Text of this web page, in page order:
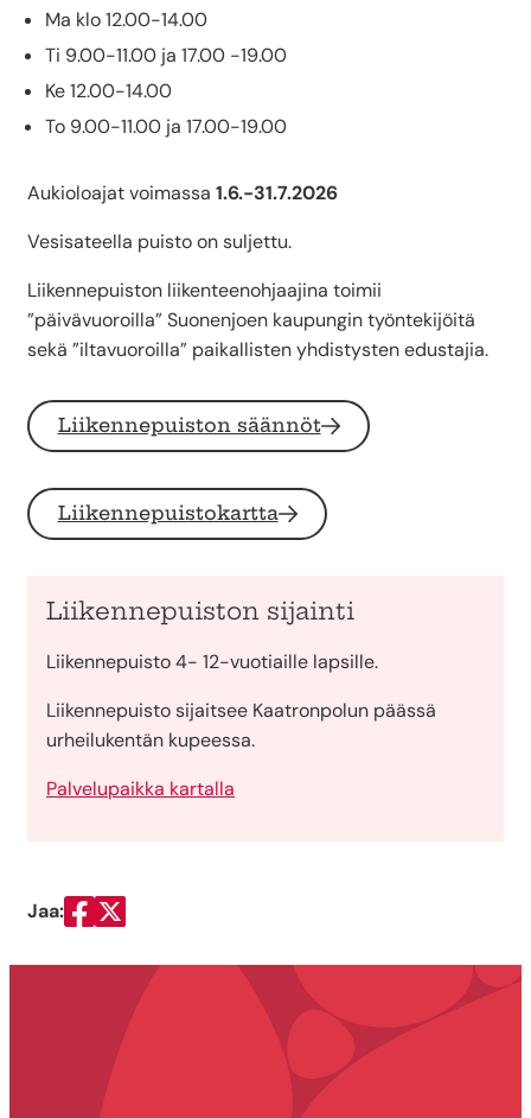
Ma klo 12.00-14.00
Ti 9.00-11.00 ja 17.00 -19.00
Ke 12.00-14.00
To 9.00-11.00 ja 17.00-19.00
Aukioloajat voimassa 1.6.-31.7.2026
Vesisateella puisto on suljettu.
Liikennepuiston liikenteenohjaajina toimii
”päivävuoroilla” Suonenjoen kaupungin työntekijöitä
sekä ”iltavuoroilla” paikallisten yhdistysten edustajia.
Liikennepuiston säännöt
Liikennepuistokartta
Liikennepuiston sijainti
Liikennepuisto 4- 12-vuotiaille lapsille.
Liikennepuisto sijaitsee Kaatronpolun päässä
urheilukentän kupeessa.
Palvelupaikka kartalla
Jaa:
Jaa Facebookissa
Jaa Twitterissä